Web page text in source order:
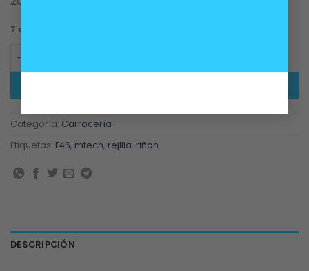
7 disponibles
Categoría: Carrocería
Etiquetas: E46, mtech, rejilla, riñon
DESCRIPCIÓN